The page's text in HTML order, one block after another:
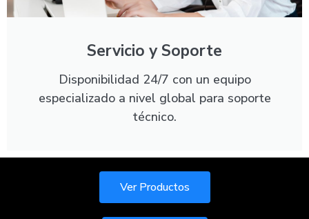
Servicio y Soporte
Disponibilidad 24/7 con un equipo
especializado a nivel global para soporte
técnico.
Ver Productos